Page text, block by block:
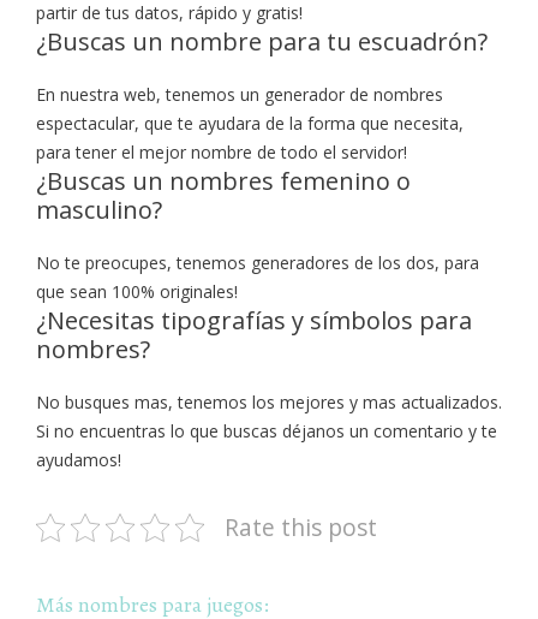
partir de tus datos, rápido y gratis!
¿Buscas un nombre para tu escuadrón?
En nuestra web, tenemos un generador de nombres
espectacular, que te ayudara de la forma que necesita,
para tener el mejor nombre de todo el servidor!
¿Buscas un nombres femenino o
masculino?
No te preocupes, tenemos generadores de los dos, para
que sean 100% originales!
¿Necesitas tipografías y símbolos para
nombres?
No busques mas, tenemos los mejores y mas actualizados.
Si no encuentras lo que buscas déjanos un comentario y te
ayudamos!
Rate this post
Más nombres para juegos: